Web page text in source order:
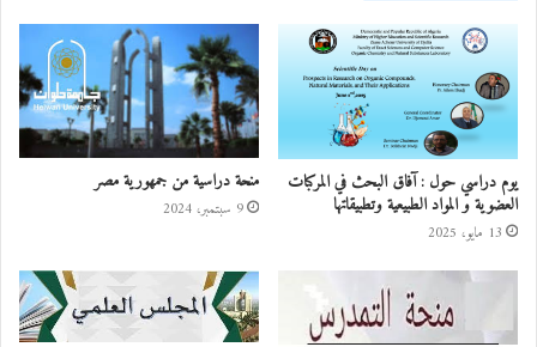
يوم دراسي حول : آفاق البحث في المركبات
العضوية و المواد الطبيعية وتطبيقاتها
13 مايو، 2025
منحة دراسية من جمهورية مصر
9 سبتمبر، 2024